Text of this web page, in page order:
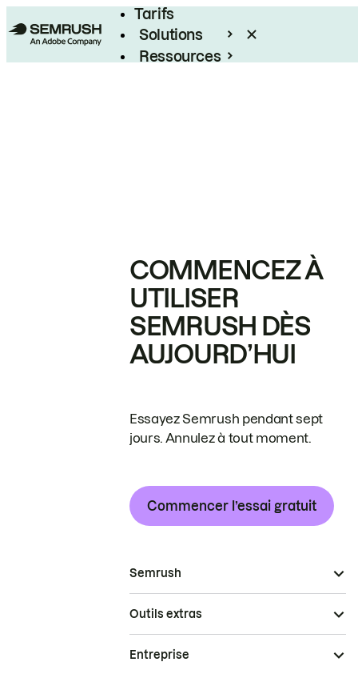
Tarifs
Solutions
Ressources
COMMENCEZ À
UTILISER
SEMRUSH DÈS
AUJOURD’HUI
Essayez Semrush pendant sept
jours. Annulez à tout moment.
Commencer l’essai gratuit
Semrush
Outils extras
Entreprise